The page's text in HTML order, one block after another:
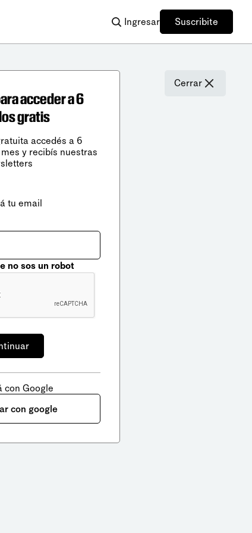
Ingresar Suscribite
Cerrar
acceder a 6
gratis
accedés a 6
y recibís nuestras
tu email
no sos un robot
con Google
con google